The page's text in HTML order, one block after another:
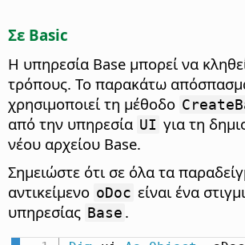
Σε Basic
Η υπηρεσία Base μπορεί να
τρόπους. Το παρακάτω
χρησιμοποιεί τη μέθοδο
από την υπηρεσία UI για τη
νέου αρχείου Base.
Σημειώστε ότι σε όλα τα
αντικείμενο oDoc είναι ένα
υπηρεσίας Base .